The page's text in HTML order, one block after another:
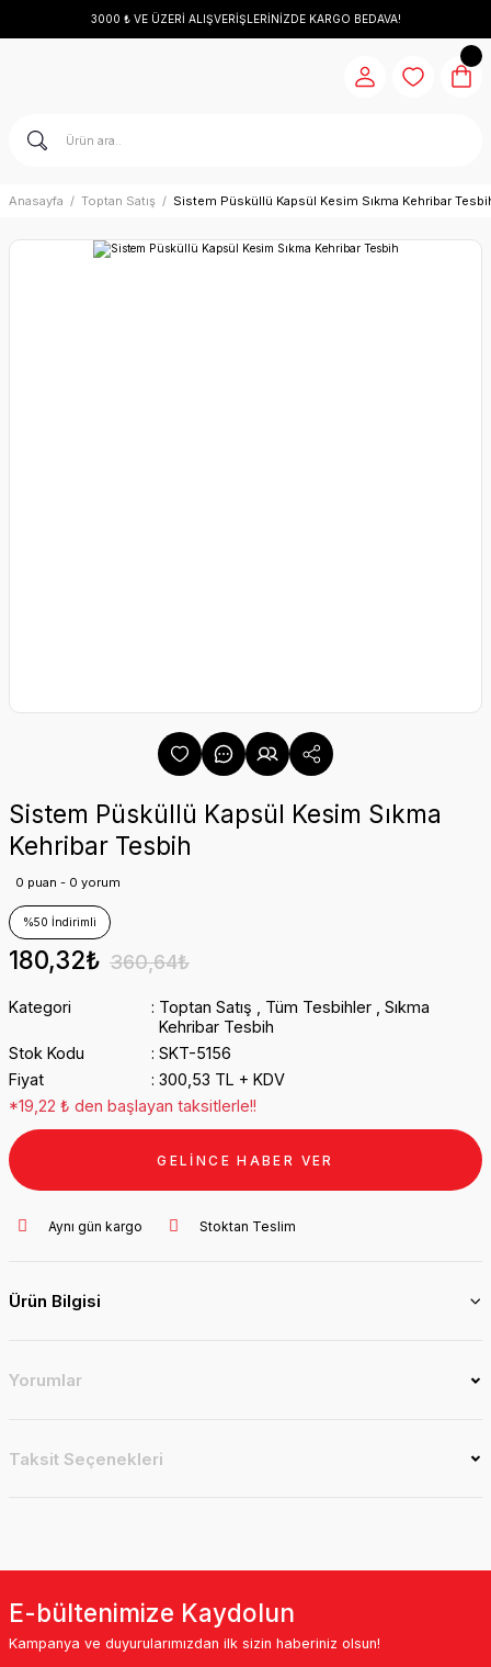
3000 ₺ VE ÜZERİ ALIŞVERİŞLERİNİZDE KARGO BEDAVA!
Anasayfa Toptan Satış Sistem Püsküllü Kapsül Kesim Sıkma Kehribar
Sistem Püsküllü Kapsül Kesim Sıkma
Kehribar Tesbih
0 puan - 0 yorum
%50 İndirimli
180,32₺ 360,64₺
Kategori Toptan Satış Tüm Tesbihler
Sıkma
Kehribar Tesbih
Stok Kodu
SKT-5156
Fiyat
300,53 TL + KDV
*19,22 ₺ den başlayan taksitlerle!!
GELİNCE HABER VER
Aynı gün kargo Stoktan Teslim
Ürün Bilgisi
Yorumlar
Taksit Seçenekleri
E-bültenimize Kaydolun
Kampanya ve duyurularımızdan ilk sizin haberiniz olsun!